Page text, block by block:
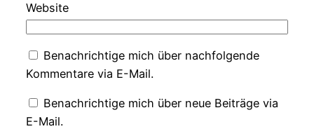
Website
Benachrichtige mich über nachfolgende
Kommentare via E-Mail.
Benachrichtige mich über neue Beiträge via
E-Mail.